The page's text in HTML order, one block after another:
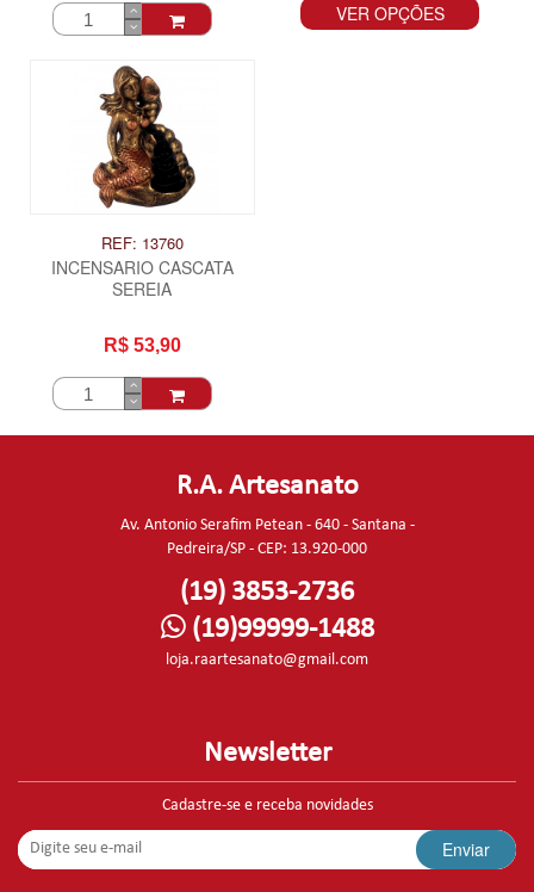
VER OPÇÕES
REF: 13760
INCENSARIO CASCATA
SEREIA
R$ 53,90
R.A. Artesanato
Av. Antonio Serafim Petean - 640 - Santana -
Pedreira/SP - CEP: 13.920-000
(19) 3853-2736
(19)99999-1488
loja.raartesanato@gmail.com
Newsletter
Cadastre-se e receba novidades
Enviar